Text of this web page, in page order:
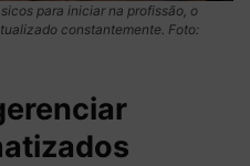
para iniciar na profissão, o
constantemente. Foto: